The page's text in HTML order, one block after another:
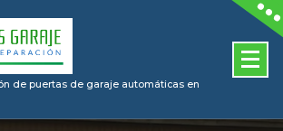
de puertas de garaje automáticas en